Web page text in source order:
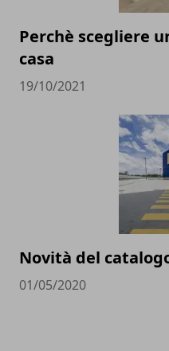
Perchè scegliere
casa
19/10/2021
Novità del
01/05/2020